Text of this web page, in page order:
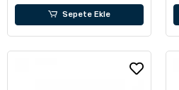
Sepete Ekle